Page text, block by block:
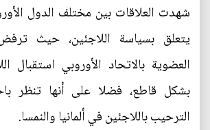
شهدت العلاقات بين مختلف الدول
يتعلق بسياسة اللاجئين، حيث
العضوية بالاتحاد الأوروبي استقبال
بشكل قاطع، فضلا على أنها تنظر
الترحيب باللاجئين في ألمانيا والنمسا.